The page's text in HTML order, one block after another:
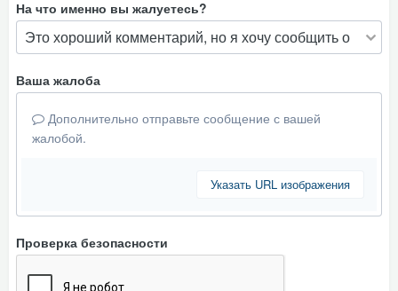
На что именно вы жалуетесь?
Ваша жалоба
Дополнительно отправьте сообщение с вашей
жалобой.
Указать URL изображения
Проверка безопасности